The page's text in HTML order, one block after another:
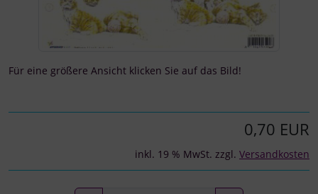
Für eine größere Ansicht klicken Sie auf das Bild!
0,70 EUR
inkl. 19 % MwSt. zzgl. Versandkosten